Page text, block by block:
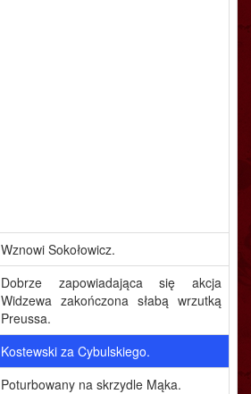
Wznowi Sokołowicz.
Dobrze zapowiadająca się akcja
Widzewa zakończona słabą wrzutką
Preussa.
Kostewski za Cybulskiego.
Poturbowany na skrzydle Mąka.